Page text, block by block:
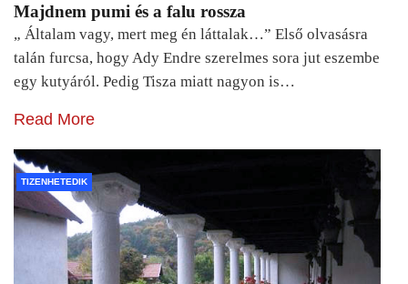
Majdnem pumi és a falu rossza
„ Általam vagy, mert meg én láttalak…” Első olvasásra
talán furcsa, hogy Ady Endre szerelmes sora jut eszembe
egy kutyáról. Pedig Tisza miatt nagyon is…
Read More
TIZENHETEDIK